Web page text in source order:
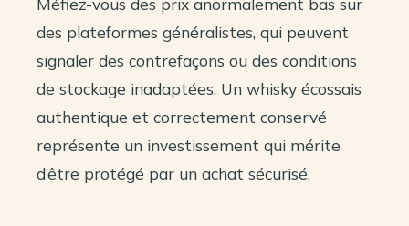
des plateformes généralistes, qui peuvent
signaler des contrefaçons ou des conditions
de stockage inadaptées. Un whisky écossais
authentique et correctement conservé
représente un investissement qui mérite
d’être protégé par un achat sécurisé.